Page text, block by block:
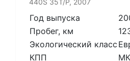
Год выпуска
Пробег, км
Экологический класс
КПП